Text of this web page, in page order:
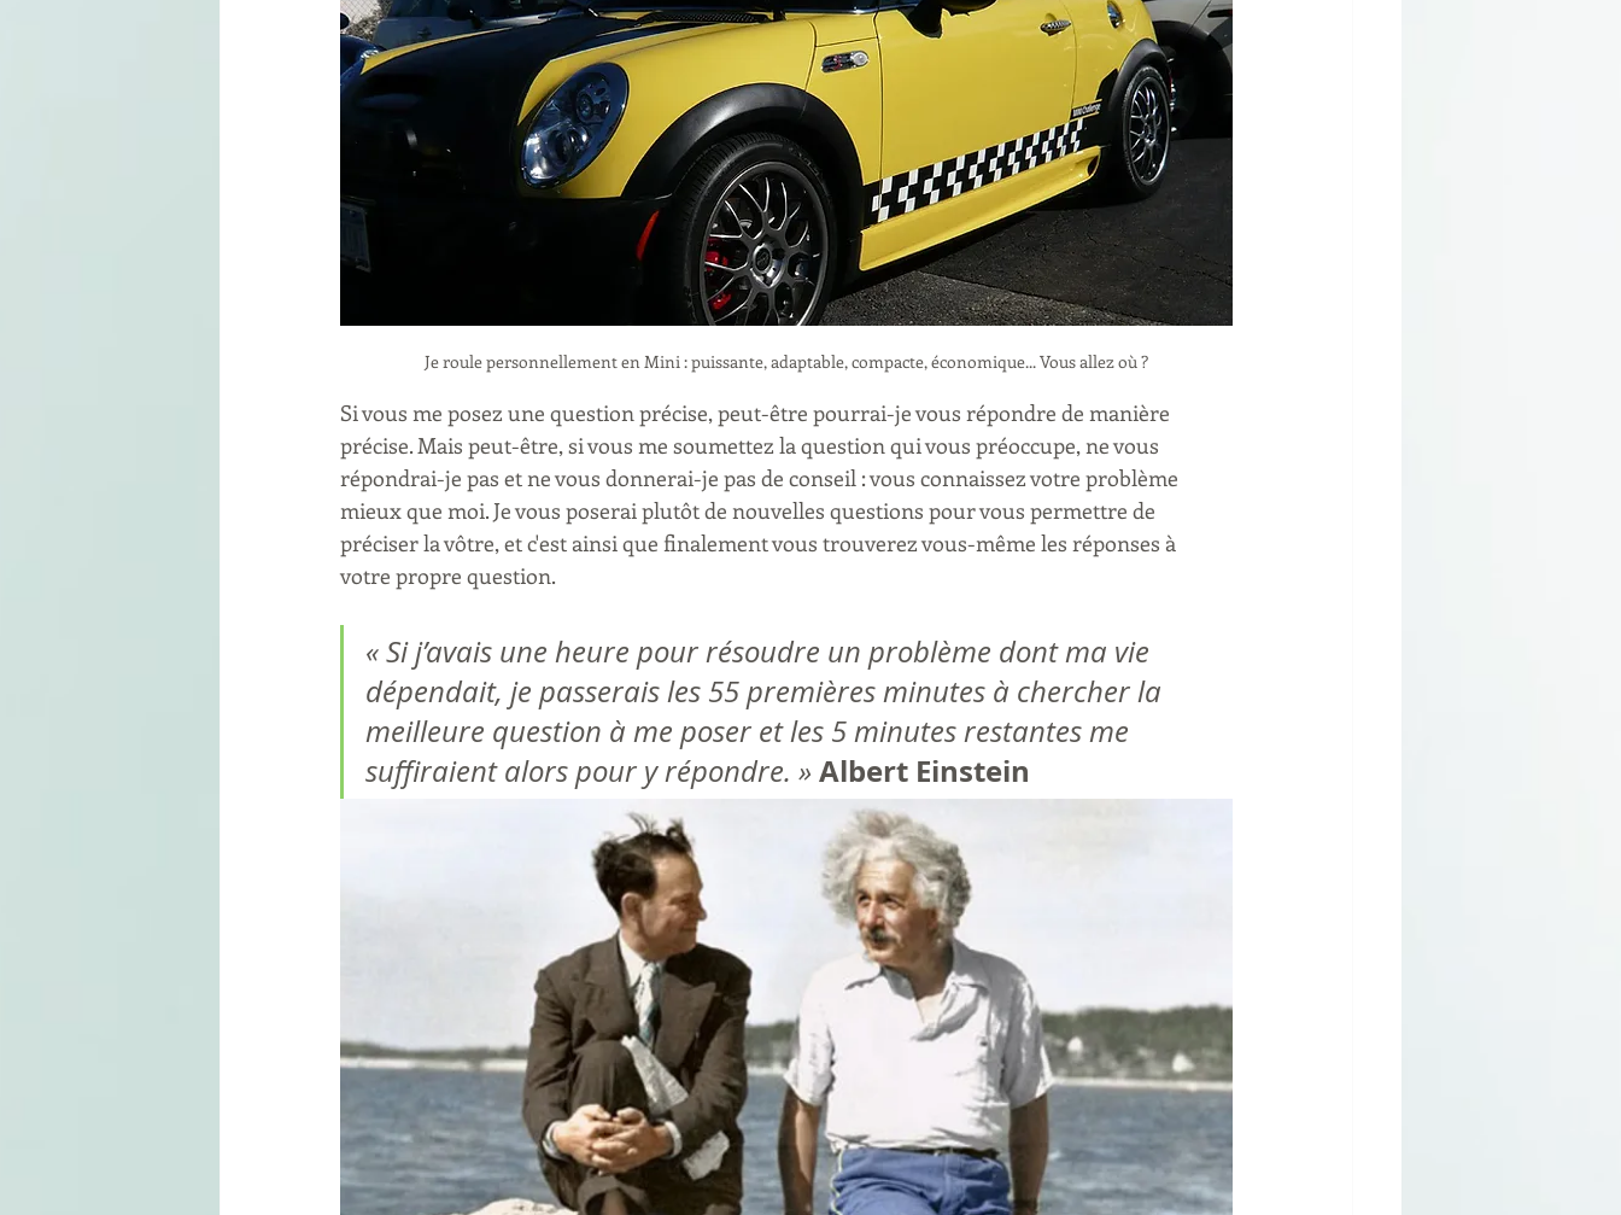
Je roule personnellement en Mini : puissante, adaptable, compacte, économique... Vous allez où ?
Si vous me posez une question précise, peut-être pourrai-je vous répondre de manière
précise. Mais peut-être, si vous me soumettez la question qui vous préoccupe, ne vous
répondrai-je pas et ne vous donnerai-je pas de conseil : vous connaissez votre problème
mieux que moi. Je vous poserai plutôt de nouvelles questions pour vous permettre de
préciser la vôtre, et c'est ainsi que finalement vous trouverez vous-même les réponses à
votre propre question.
« Si j’avais une heure pour résoudre un problème dont ma vie
dépendait, je passerais les 55 premières minutes à chercher la
meilleure question à me poser et les 5 minutes restantes me
suffiraient alors pour y répondre. » Albert Einstein